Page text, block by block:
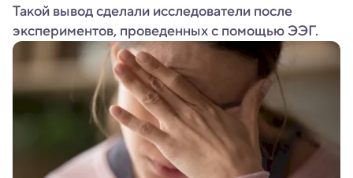
Такой вывод сделали исследователи после
экспериментов, проведенных с помощью ЭЭГ.